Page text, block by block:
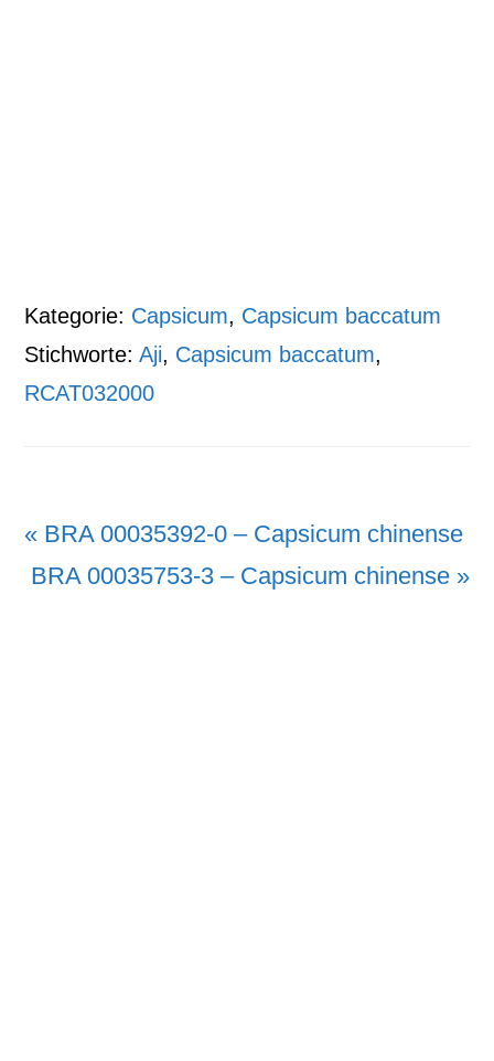
Kategorie: Capsicum, Capsicum baccatum
Stichworte:Aji, Capsicum baccatum,
RCAT032000
Vorheriger
Beitrag:
« BRA 00035392-0 – Capsicum chinense
Nächster
BRA 00035753-3 – Capsicum chinense »